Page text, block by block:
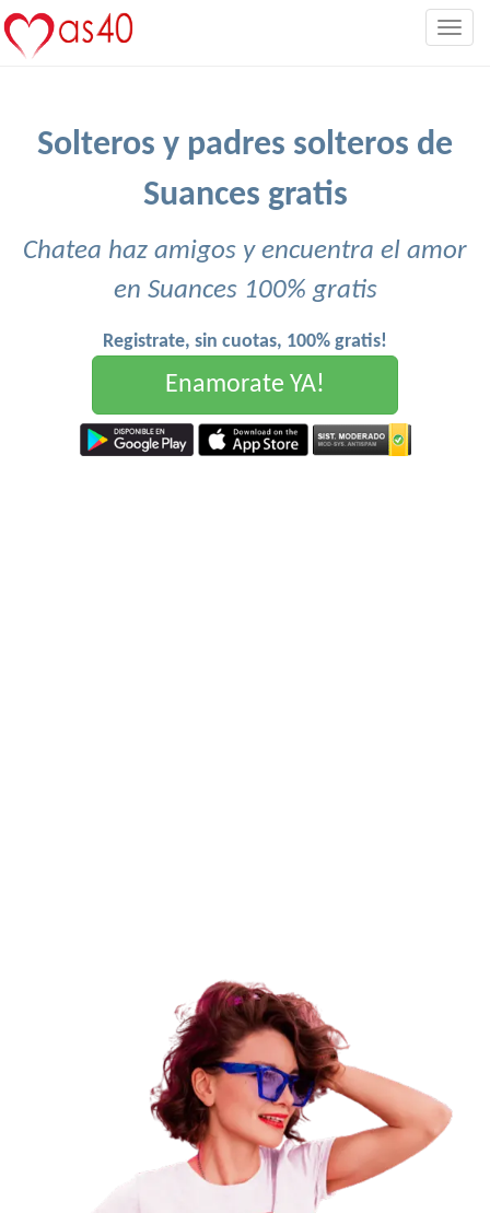
Solteros y padres solteros de
Suances gratis
Chatea haz amigos y encuentra el amor
en Suances 100% gratis
Registrate, sin cuotas, 100% gratis!
Enamorate YA!